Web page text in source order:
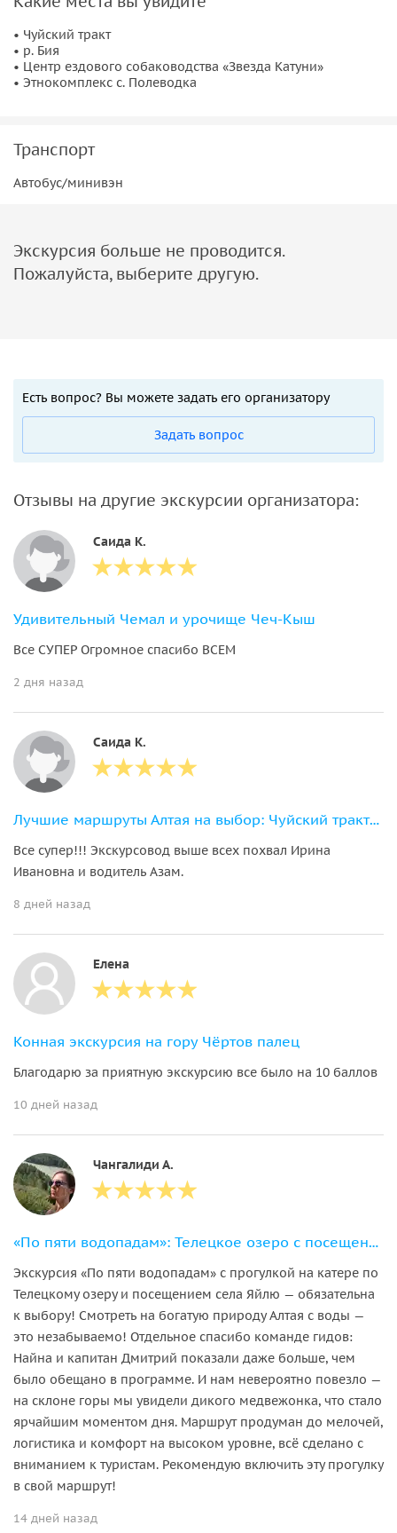
• Чуйский тракт
• р. Бия
• Центр ездового собаководства «Звезда Катуни»
• Этнокомплекс с. Полеводка
Транспорт
Автобус/минивэн
Экскурсия больше не проводится.
Пожалуйста, выберите другую.
Есть вопрос? Вы можете задать его организатору
Задать вопрос
Отзывы на другие экскурсии организатора:
Саида К.
Удивительный Чемал и урочище Чеч-Кыш
Все СУПЕР Огромное спасибо ВСЕМ
2 дня назад
Саида К.
Лучшие маршруты Алтая на выбор: Чуйский тракт/Белокуриха
Все супер!!! Экскурсовод выше всех похвал Ирина
Ивановна и водитель Азам.
8 дней назад
Елена
Конная экскурсия на гору Чёртов палец
Благодарю за приятную экскурсию все было на 10 баллов
10 дней назад
Чангалиди А.
«По пяти водопадам»: Телецкое озеро c посещением Яйлю + прогулка на катере
Экскурсия «По пяти водопадам» с прогулкой на катере по
Телецкому озеру и посещением села Яйлю — обязательна
к выбору! Смотреть на богатую природу Алтая с воды —
это незабываемо! Отдельное спасибо команде гидов:
Найна и капитан Дмитрий показали даже больше, чем
было обещано в программе. И нам невероятно повезло —
на склоне горы мы увидели дикого медвежонка, что стало
ярчайшим моментом дня. Маршрут продуман до мелочей,
логистика и комфорт на высоком уровне, всё сделано с
вниманием к туристам. Рекомендую включить эту прогулку
в свой маршрут!
14 дней назад